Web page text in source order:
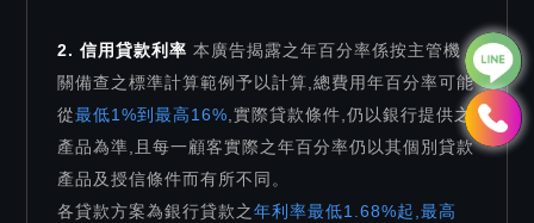
2. 信用貸款利率本廣告揭露之年百分率係按主管機
關備查之標準計算範例予以計算,總費用年百分率可能
從最低1%到最高16% ,實際貸款條件,仍以銀行提供之
產品為準,且每一顧客實際之年百分率仍以其個別貸款
產品及授信條件而有所不同。
各貸款方案為銀行貸款之年利率最低1.68%起,最高